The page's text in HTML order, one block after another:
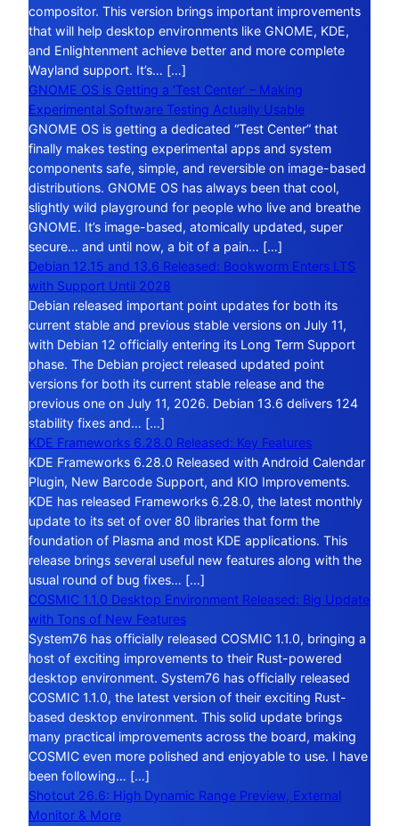
compositor. This version brings important improvements
that will help desktop environments like GNOME, KDE,
and Enlightenment achieve better and more complete
Wayland support. It’s… […]
GNOME OS is Getting a ‘Test Center’ – Making
Experimental Software Testing Actually Usable
GNOME OS is getting a dedicated “Test Center” that
finally makes testing experimental apps and system
components safe, simple, and reversible on image-based
distributions. GNOME OS has always been that cool,
slightly wild playground for people who live and breathe
GNOME. It’s image-based, atomically updated, super
secure… and until now, a bit of a pain… […]
Debian 12.15 and 13.6 Released: Bookworm Enters LTS
with Support Until 2028
Debian released important point updates for both its
current stable and previous stable versions on July 11,
with Debian 12 officially entering its Long Term Support
phase. The Debian project released updated point
versions for both its current stable release and the
previous one on July 11, 2026. Debian 13.6 delivers 124
stability fixes and… […]
KDE Frameworks 6.28.0 Released: Key Features
KDE Frameworks 6.28.0 Released with Android Calendar
Plugin, New Barcode Support, and KIO Improvements.
KDE has released Frameworks 6.28.0, the latest monthly
update to its set of over 80 libraries that form the
foundation of Plasma and most KDE applications. This
release brings several useful new features along with the
usual round of bug fixes… […]
COSMIC 1.1.0 Desktop Environment Released: Big Update
with Tons of New Features
System76 has officially released COSMIC 1.1.0, bringing a
host of exciting improvements to their Rust-powered
desktop environment. System76 has officially released
COSMIC 1.1.0, the latest version of their exciting Rust-
based desktop environment. This solid update brings
many practical improvements across the board, making
COSMIC even more polished and enjoyable to use. I have
been following… […]
Shotcut 26.6: High Dynamic Range Preview, External
Monitor & More